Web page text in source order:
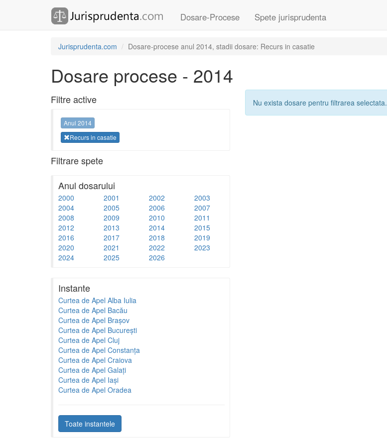
Dosare-Procese Spete jurisprudenta
Jurisprudenta.com Dosare-procese anul 2014, stadii dosare: Recurs in casatie
Dosare procese - 2014
Filtre active
Anul 2014
Recurs in casatie
Filtrare spete
Anul dosarului
2000 2001 2002
2003
2004
2005 2006
2007
2008
2009 2010
2011
2012
2013 2014
2015
2016
2017 2018
2019
2020
2021 2022
2023
2024
2025 2026
Instante
Curtea de Apel Alba Iulia
Curtea de Apel Bacău
Curtea de Apel Brașov
Curtea de Apel București
Curtea de Apel Cluj
Curtea de Apel Constanța
Curtea de Apel Craiova
Curtea de Apel Galați
Curtea de Apel Iași
Curtea de Apel Oradea
Toate instantele
Nu exista dosare pentru filtrarea selectata.